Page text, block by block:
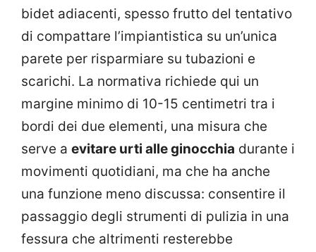
bidet adiacenti, spesso frutto del tentativo
di compattare l’impiantistica su un’unica
parete per risparmiare su tubazioni e
scarichi. La normativa richiede qui un
margine minimo di 10-15 centimetri tra i
bordi dei due elementi, una misura che
serve a evitare urti alle ginocchia durante i
movimenti quotidiani, ma che ha anche
una funzione meno discussa: consentire il
passaggio degli strumenti di pulizia in una
fessura che altrimenti resterebbe